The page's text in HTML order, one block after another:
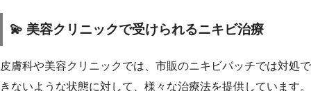
💫 美容クリニックで受けられるニキビ治療
皮膚科や美容クリニックでは、市販のニキビパッチでは対処で
きないような状態に対して、様々な治療法を提供しています。